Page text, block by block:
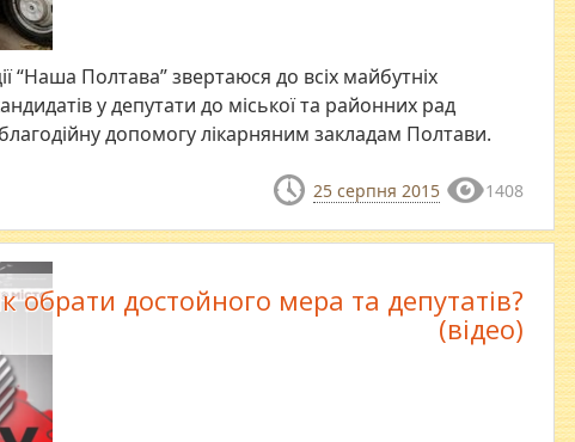
“Наша Полтава” звертаюся до всіх майбутніх
у депутати до міської та районних рад
допомогу лікарняним закладам Полтави.
25 серпня 2015 1408
обрати достойного мера та депутатів?
(відео)